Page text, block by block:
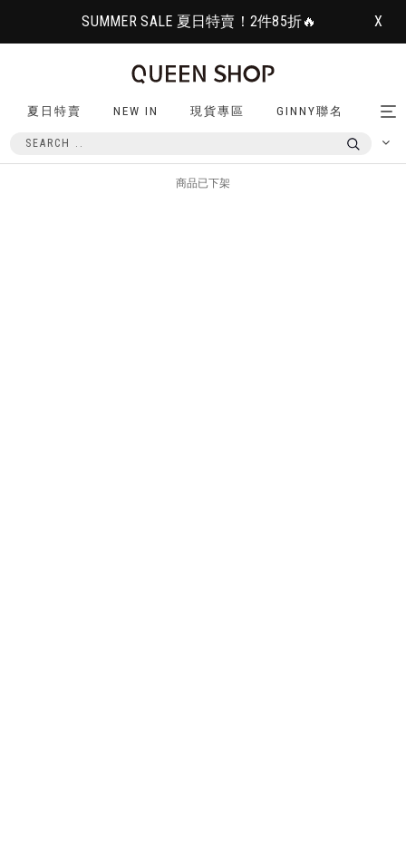
SUMMER SALE 夏日特賣！2件85折🔥 X
夏日特賣 NEW IN 現貨專區 GINNY聯名
商品已下架